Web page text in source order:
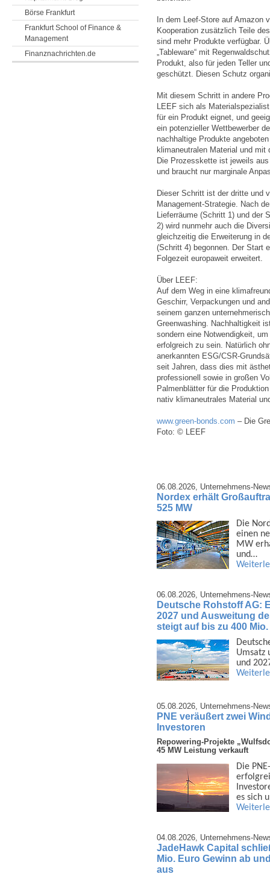
In dem Leef-Store auf Amazon
Kooperation zusätzlich Teile
sind mehr Produkte verfügbar.
„Tableware“ mit
Produkt, also für jeden Teller
geschützt. Diesen Schutz
Mit diesem Schritt in andere
LEEF sich als
für ein Produkt eignet, und
ein potenzieller Wettbewerber
nachhaltige Produkte
klimaneutralen Material und
Die Prozesskette ist jeweils
und braucht nur marginale
Dieser Schritt ist der dritte und
Management-Strategie. Nach
Lieferräume (Schritt 1) und der
2) wird nunmehr auch die
gleichzeitig die Erweiterung in
(Schritt 4) begonnen. Der Start
Folgezeit europaweit erweitert.
Über LEEF:
Auf dem Weg in eine
Geschirr, Verpackungen und
seinem ganzen
Greenwashing. Nachhaltigkeit
sondern eine Notwendigkeit,
erfolgreich zu sein. Natürlich
anerkannten ESG/CSR-
seit Jahren, dass dies mit
professionell sowie in großen
Palmenblätter für die
nativ klimaneutrales Material
www.green-bonds.com – Die
Foto: © LEEF
06.08.2026, Unternehmens-
Nordex erhält
525 MW
Die
einen
MW
und…
06.08.2026, Unternehmens-
Deutsche Rohstoff AG:
2027 und Ausweitung
steigt auf bis zu 400
Umsatz
und
05.08.2026, Unternehmens-
PNE veräußert zwei
Investoren
Repowering-Projekte
45 MW Leistung verkauft
Die
es sich
04.08.2026, Unternehmens-
JadeHawk Capital
Mio. Euro Gewinn ab
aus
Börse Frankfurt
Frankfurt School of Finance &
Management
Finanznachrichten.de